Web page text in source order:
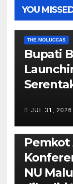
YOU
THE MOLUCCAS
Bupati
JUL 31, 2026
AMBON METRO
POLITIK &
Pemkot
NU